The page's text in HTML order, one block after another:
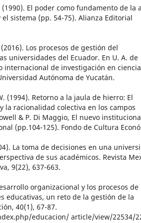
El poder como fundamento de la
sistema (pp. 54-75). Alianza Editorial
Los procesos de gestión del
universidades del Ecuador. En U. A. de
internacional de investigación en
Autónoma de Yucatán.
(1994). Retorno a la jaula de hierro: El
la racionalidad colectiva en los campos
& P. Di Maggio, El nuevo
(pp.104-125). Fondo de Cultura
La toma de decisiones en una
de sus académicos. Revista
9(22), 637-663.
organizacional y los procesos de
educativas, un reto de la gestión de la
40(1), 67-87.
educacion/ article/view/22534/